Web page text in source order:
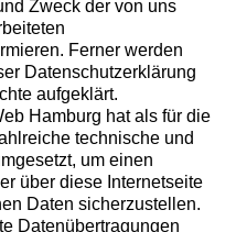
Zweck der von uns
Ferner werden
Datenschutzerklärung
aufgeklärt.
Hamburg hat als für die
technische und
um einen
über diese Internetseite
Daten sicherzustellen.
Datenübertragungen